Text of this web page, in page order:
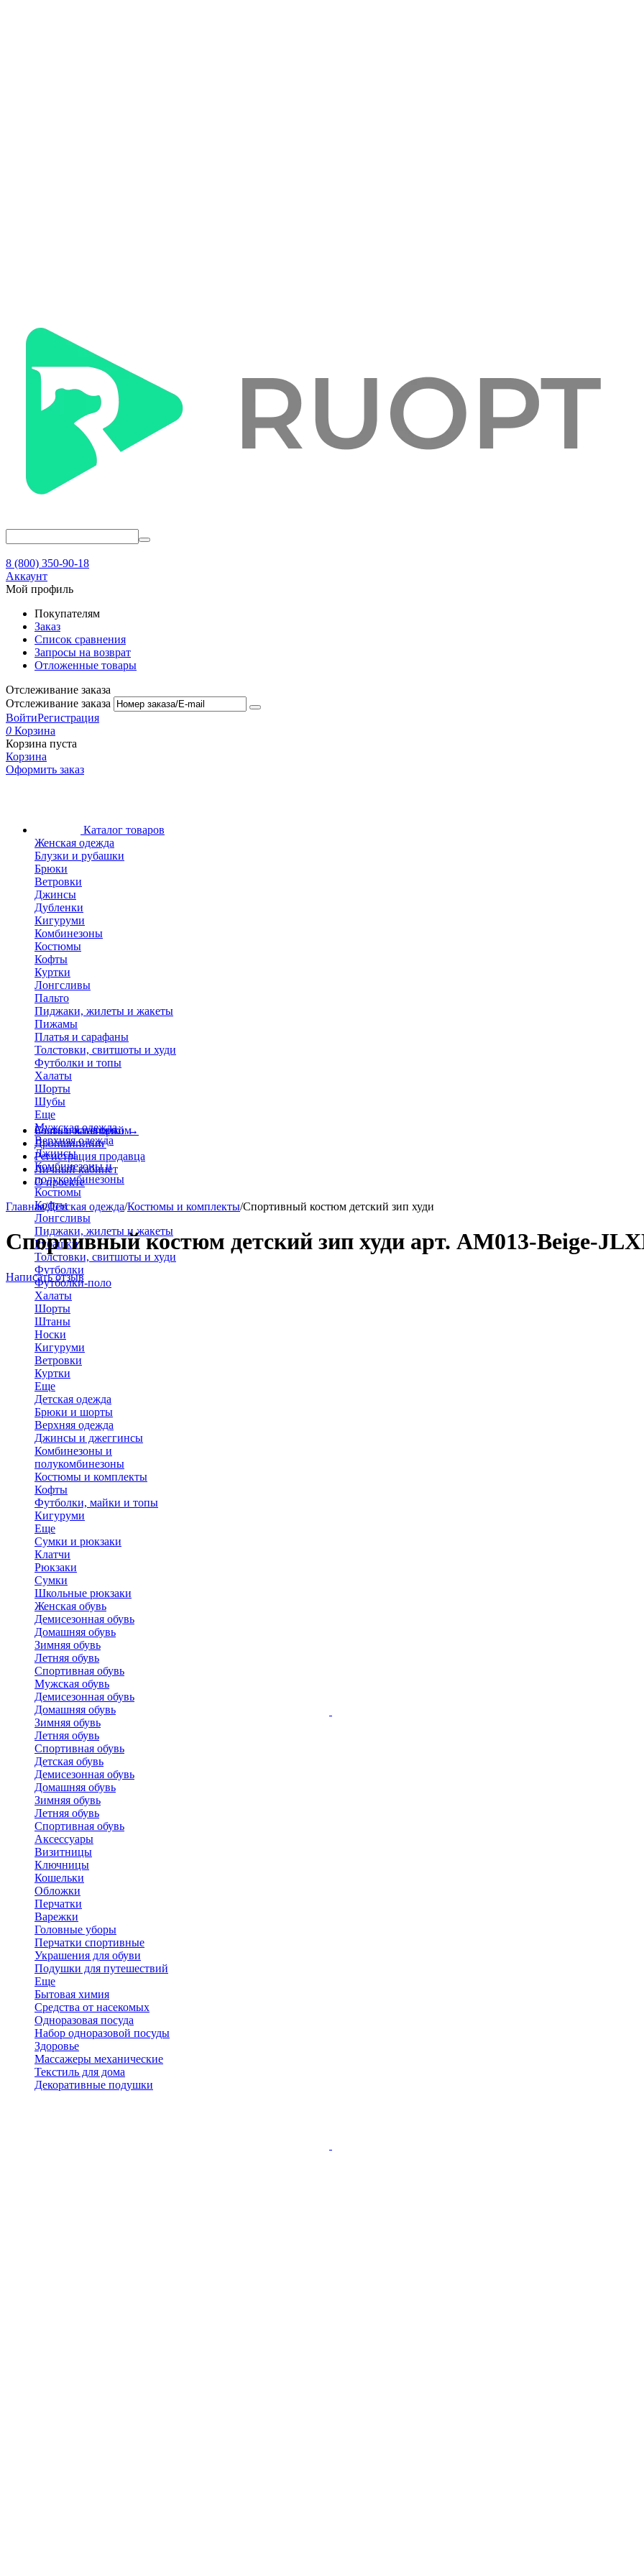
8 (800) 350-90-18
Аккаунт
Мой профиль
Покупателям
Заказ
Список сравнения
Запросы на возврат
Отложенные товары
Отслеживание заказа
Отслеживание заказа
ВойтиРегистрация
0 Корзина
Корзина пуста
Корзина
Оформить заказ
Каталог товаров
Женская одежда
Блузки и рубашки
Брюки
Ветровки
Джинсы
Дубленки
Кигуруми
Комбинезоны
Костюмы
Кофты
Куртки
Лонгсливы
Пальто
Пиджаки, жилеты и жакеты
Пижамы
Платья и сарафаны
Толстовки, свитшоты и худи
Футболки и топы
Халаты
Шорты
Шубы
Еще
Мужская одежда
Верхняя одежда
Джинсы
Комбинезоны и
полукомбинезоны
Костюмы
Кофты
Лонгсливы
Пиджаки, жилеты и жакеты
Рубашки
Толстовки, свитшоты и худи
Футболки
Футболки-поло
Халаты
Шорты
Штаны
Носки
Кигуруми
Ветровки
Куртки
Еще
Детская одежда
Брюки и шорты
Верхняя одежда
Джинсы и джеггинсы
Комбинезоны и
полукомбинезоны
Костюмы и комплекты
Кофты
Футболки, майки и топы
Кигуруми
Еще
Сумки и рюкзаки
Клатчи
Рюкзаки
Сумки
Школьные рюкзаки
Женская обувь
Демисезонная обувь
Домашняя обувь
Зимняя обувь
Летняя обувь
Спортивная обувь
Мужская обувь
Демисезонная обувь
Домашняя обувь
Зимняя обувь
Летняя обувь
Спортивная обувь
Детская обувь
Демисезонная обувь
Домашняя обувь
Зимняя обувь
Летняя обувь
Спортивная обувь
Аксессуары
Визитницы
Ключницы
Кошельки
Обложки
Перчатки
Варежки
Головные уборы
Перчатки спортивные
Украшения для обуви
Подушки для путешествий
Еще
Бытовая химия
Средства от насекомых
Одноразовая посуда
Набор одноразовой посуды
Здоровье
Массажеры механические
Текстиль для дома
Декоративные подушки
Больше категорий→
Стать поставщиком
Дропшиппинг
Регистрация продавца
Личный кабинет
О проекте
Главная/Детская одежда/Костюмы и комплекты/Спортивный костюм детский зип худи
Спортивный костюм детский зип худи арт. AM013-Beige-
Написать отзыв